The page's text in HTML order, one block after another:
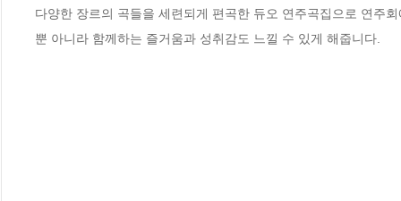
다양한 장르의 곡들을 세련되게 편곡한 듀오 연주곡집으로 연주
뿐 아니라 함께하는 즐거움과 성취감도 느낄 수 있게 해줍니다.